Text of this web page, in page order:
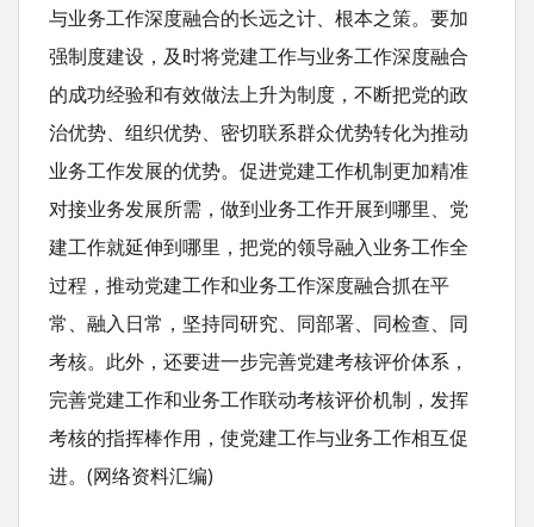
与业务工作深度融合的长远之计、根本之策。要加
强制度建设，及时将党建工作与业务工作深度融合
的成功经验和有效做法上升为制度，不断把党的政
治优势、组织优势、密切联系群众优势转化为推动
业务工作发展的优势。促进党建工作机制更加精准
对接业务发展所需，做到业务工作开展到哪里、党
建工作就延伸到哪里，把党的领导融入业务工作全
过程，推动党建工作和业务工作深度融合抓在平
常、融入日常，坚持同研究、同部署、同检查、同
考核。此外，还要进一步完善党建考核评价体系，
完善党建工作和业务工作联动考核评价机制，发挥
考核的指挥棒作用，使党建工作与业务工作相互促
进。(网络资料汇编)